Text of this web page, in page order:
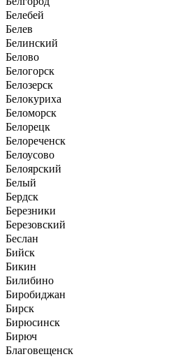
Белебей
Белев
Белинский
Белово
Белогорск
Белозерск
Белокуриха
Беломорск
Белорецк
Белореченск
Белоусово
Белоярский
Белый
Бердск
Березники
Березовский
Беслан
Бийск
Бикин
Билибино
Биробиджан
Бирск
Бирюсинск
Бирюч
Благовещенск